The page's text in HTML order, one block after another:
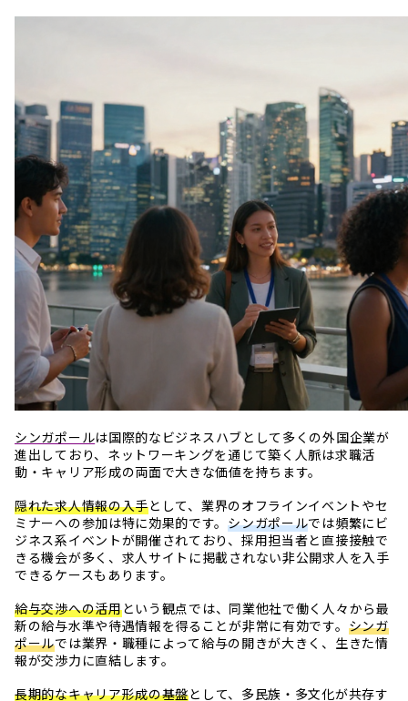
シンガポールは国際的なビジネスハブとして多くの外国企業が
進出しており、ネットワーキングを通じて築く人脈は求職活
動・キャリア形成の両面で大きな価値を持ちます。
隠れた求人情報の入手として、業界のオフラインイベントやセ
ミナーへの参加は特に効果的です。シンガポールでは頻繁にビ
ジネス系イベントが開催されており、採用担当者と直接接触で
きる機会が多く、求人サイトに掲載されない非公開求人を入手
できるケースもあります。
給与交渉への活用という観点では、同業他社で働く人々から最
新の給与水準や待遇情報を得ることが非常に有効です。 シンガ
ポールでは業界・職種によって給与の開きが大きく、生きた情
報が交渉力に直結します。
長期的なキャリア形成の基盤として、多民族・多文化が共存す